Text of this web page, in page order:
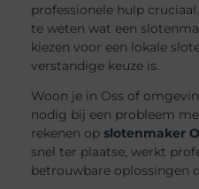
professionele hulp
te weten wat een
kiezen voor een lokale
verstandige keuze is.
Woon je in Oss of
nodig bij een probleem
rekenen opslotenmaker
snel ter plaatse, werkt
betrouwbare oplossingen